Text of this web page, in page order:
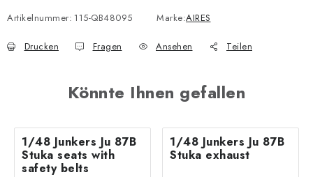
Artikelnummer: 115-QB48095 Marke:AIRES
Drucken Fragen Ansehen Teilen
Könnte Ihnen gefallen
1/48 Junkers Ju 87B
Stuka seats with
safety belts
1/48 Junkers Ju 87B
Stuka exhaust